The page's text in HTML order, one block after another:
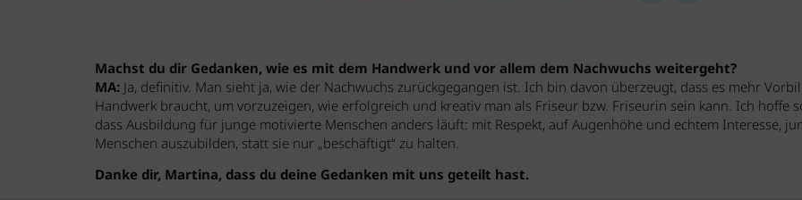
Machst du dir Gedanken, wie es mit dem Handwerk und vor allem dem Nachwuchs weitergeht?
MA: Ja, definitiv. Man sieht ja, wie der Nachwuchs zurückgegangen ist. Ich bin davon überzeugt, dass es mehr
Handwerk braucht, um vorzuzeigen, wie erfolgreich und kreativ man als Friseur bzw. Friseurin sein kann. Ich hoffe
dass Ausbildung für junge motivierte Menschen anders läuft: mit Respekt, auf Augenhöhe und echtem Interesse,
Menschen auszubilden, statt sie nur „beschäftigt“ zu halten.
Danke dir, Martina, dass du deine Gedanken mit uns geteilt hast.